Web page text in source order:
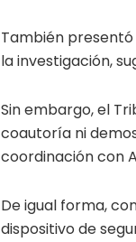
También
la investigación,
Sin embargo, el
coautoría ni
coordinación con
De igual forma,
dispositivo de